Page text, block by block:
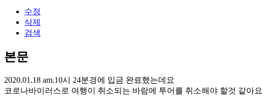
수정
삭제
검색
본문
2020.01.18 am.10시 24분경에 입금 완료했는데요
코로나바이러스로 여행이 취소되는 바람에 투어를 취소해야 할것 같아요